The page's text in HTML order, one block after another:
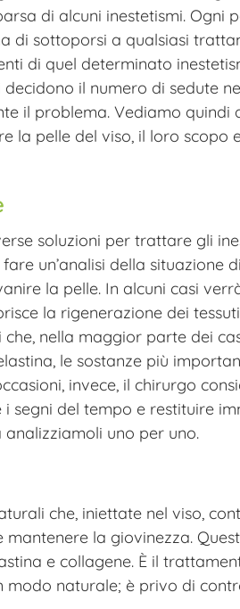
di alcuni inestetismi. Ogni
di sottoporsi a qualsiasi
di quel determinato
il numero di sedute
il problema. Vediamo quindi
la pelle del viso, il loro scopo
soluzioni per trattare gli
un’analisi della situazione
la pelle. In alcuni casi
la rigenerazione dei
nella maggior parte dei
le sostanze più
invece, il chirurgo
segni del tempo e restituire
uno per uno.
che, iniettate nel viso,
la giovinezza.
e collagene. È il
modo naturale; è privo di